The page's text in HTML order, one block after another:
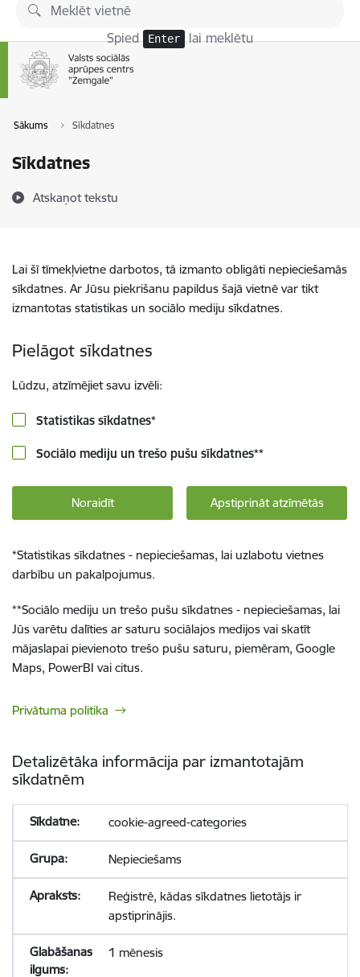
Pāriet uz lapas saturu
Spied Enter lai meklētu
Sākums Sīkdatnes
Sīkdatnes
Atskaņot tekstu
Lai šī tīmekļvietne darbotos, tā izmanto obligāti nepieciešamās
sīkdatnes. Ar Jūsu piekrišanu papildus šajā vietnē var tikt
izmantotas statistikas un sociālo mediju sīkdatnes.
Pielāgot sīkdatnes
Lūdzu, atzīmējiet savu izvēli:
Statistikas sīkdatnes*
Sociālo mediju un trešo pušu sīkdatnes**
Noraidīt Apstiprināt atzīmētās
*Statistikas sīkdatnes - nepieciešamas, lai uzlabotu vietnes
darbību un pakalpojumus.
**Sociālo mediju un trešo pušu sīkdatnes - nepieciešamas, lai
Jūs varētu dalīties ar saturu sociālajos medijos vai skatīt
mājaslapai pievienoto trešo pušu saturu, piemēram, Google
Maps, PowerBI vai citus.
Privātuma politika
Detalizētāka informācija par izmantotajām
sīkdatnēm
cookie-agreed-categories
Nepieciešams
Reģistrē, kādas sīkdatnes lietotājs ir
apstiprinājis.
1 mēnesis